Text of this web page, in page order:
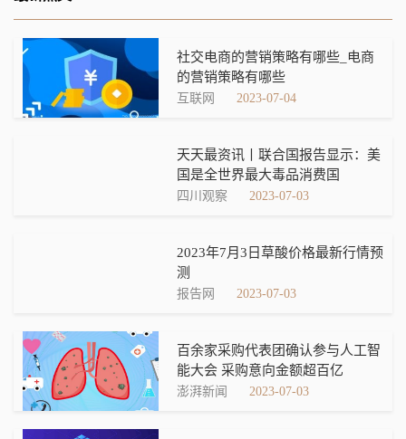
社交电商的营销策略有哪些_电商
的营销策略有哪些
互联网 2023-07-04
天天最资讯丨联合国报告显示：美
国是全世界最大毒品消费国
四川观察 2023-07-03
2023年7月3日草酸价格最新行情预
测
报告网 2023-07-03
百余家采购代表团确认参与人工智
能大会 采购意向金额超百亿
澎湃新闻 2023-07-03